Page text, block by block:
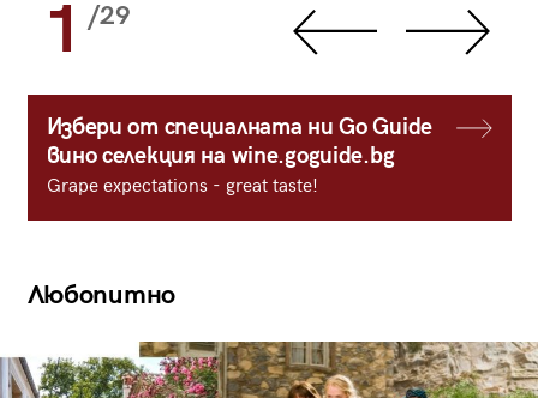
1 /29
Избери от специалната ни Go Guide
вино селекция на wine.goguide.bg
Grape expectations - great taste!
Любопитно